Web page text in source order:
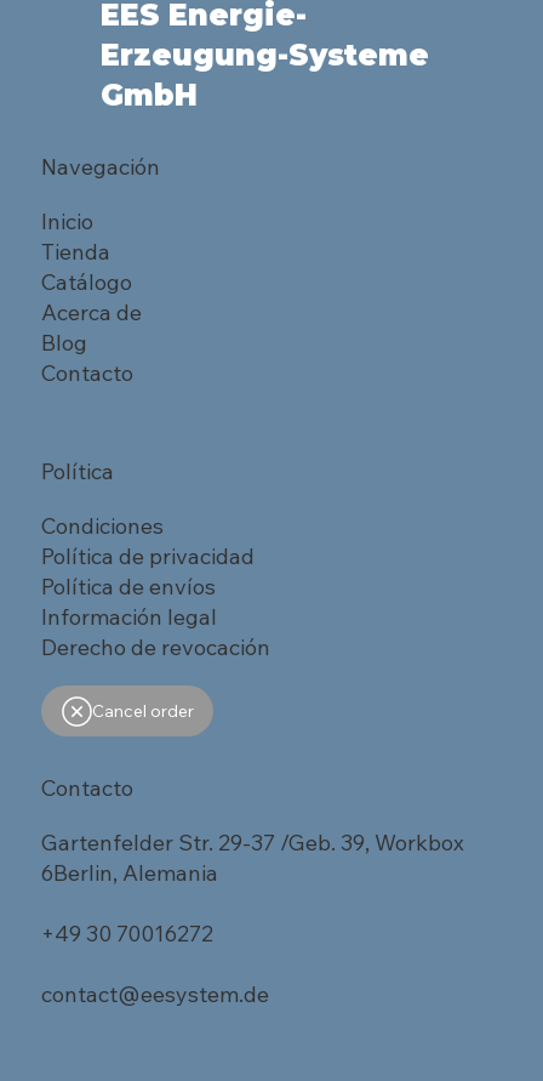
EES Energie-
Erzeugung-Systeme
GmbH
Navegación
Inicio
Tienda
Catálogo
Acerca de
Blog
Contacto
Política
Condiciones
Política de privacidad
Política de envíos
Información legal
Derecho de revocación
Cancel order
Contacto
Gartenfelder Str. 29-37 /Geb. 39, Workbox
6Berlin, Alemania
+49 30 70016272
contact@eesystem.de